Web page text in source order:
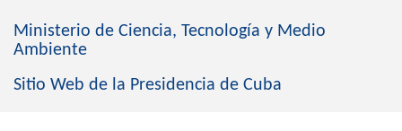
Ministerio de Ciencia, Tecnología y Medio
Ambiente
Sitio Web de la Presidencia de Cuba